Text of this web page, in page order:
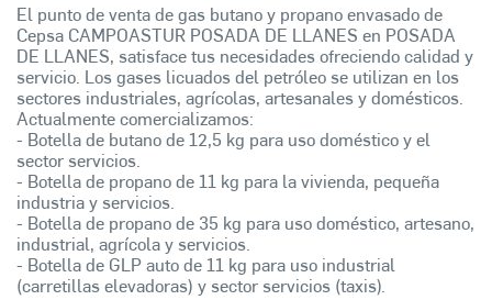
El punto de venta de gas butano y propano envasado de
Cepsa CAMPOASTUR POSADA DE LLANES en POSADA
DE LLANES, satisface tus necesidades ofreciendo calidad y
servicio. Los gases licuados del petróleo se utilizan en los
sectores industriales, agrícolas, artesanales y domésticos.
Actualmente comercializamos:
- Botella de butano de 12,5 kg para uso doméstico y el
sector servicios.
- Botella de propano de 11 kg para la vivienda, pequeña
industria y servicios.
- Botella de propano de 35 kg para uso doméstico, artesano,
industrial, agrícola y servicios.
- Botella de GLP auto de 11 kg para uso industrial
(carretillas elevadoras) y sector servicios (taxis).